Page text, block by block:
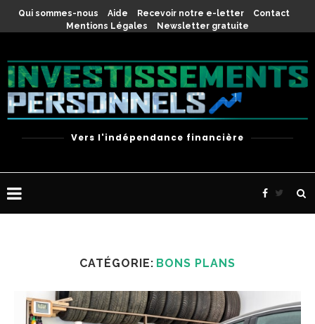
Qui sommes-nous Aide Recevoir notre e-letter
Contact
Mentions Légales
Newsletter gratuite
Vers l'indépendance financière
CATÉGORIE: BONS PLANS